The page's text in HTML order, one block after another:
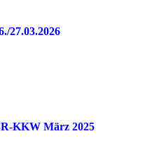
27.03.2026
KKW März 2025